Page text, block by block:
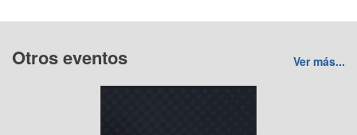
Otros eventos Ver más...